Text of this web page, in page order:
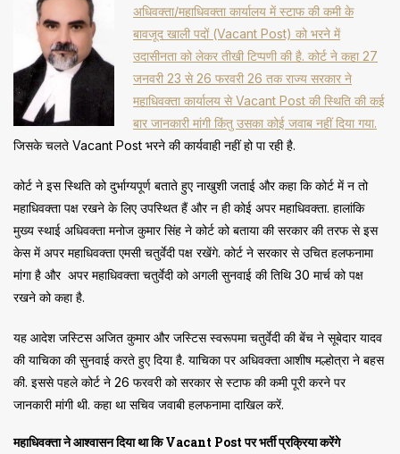
अधिवक्ता/महाधिवक्ता कार्यालय में स्टाफ की कमी के
बावजूद खाली पदों (Vacant Post) को भरने में
उदासीनता को लेकर तीखी टिप्पणी की है. कोर्ट ने कहा 27
जनवरी 23 से 26 फरवरी 26 तक राज्य सरकार ने
महाधिवक्ता कार्यालय से Vacant Post की स्थिति की कई
बार जानकारी मांगी किंतु उसका कोई जवाब नहीं दिया गया.
जिसके चलते Vacant Post भरने की कार्यवाही नहीं हो पा रही है.
कोर्ट ने इस स्थिति को दुर्भाग्यपूर्ण बताते हुए नाखुशी जताई और कहा कि कोर्ट में न तो
महाधिवक्ता पक्ष रखने के लिए उपस्थित हैं और न ही कोई अपर महाधिवक्ता. हालांकि
मुख्य स्थाई अधिवक्ता मनोज कुमार सिंह ने कोर्ट को बताया की सरकार की तरफ से इस
केस में अपर महाधिवक्ता एमसी चतुर्वेदी पक्ष रखेंगे. कोर्ट ने सरकार से उचित हलफनामा
मांगा है और अपर महाधिवक्ता चतुर्वेदी को अगली सुनवाई की तिथि 30 मार्च को पक्ष
रखने को कहा है.
यह आदेश जस्टिस अजित कुमार और जस्टिस स्वरूपमा चतुर्वेदी की बेंच ने सूबेदार यादव
की याचिका की सुनवाई करते हुए दिया है. याचिका पर अधिवक्ता आशीष मल्होत्रा ने बहस
की. इससे पहले कोर्ट ने 26 फरवरी को सरकार से स्टाफ की कमी पूरी करने पर
जानकारी मांगी थी. कहा था सचिव जवाबी हलफनामा दाखिल करें.
महाधिवक्ता ने आश्वासन दिया था कि Vacant Post पर भर्ती प्रक्रिया करेंगे